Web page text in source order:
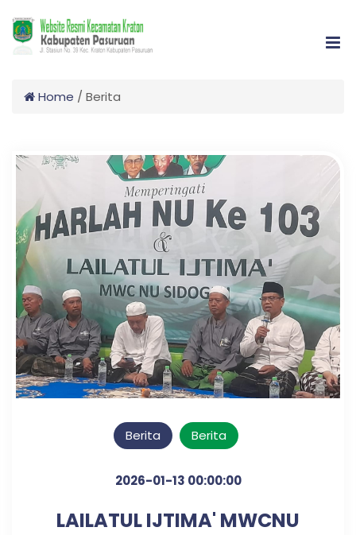
Home / Berita
Berita Berita
2026-01-13 00:00:00
LAILATUL IJTIMA' MWCNU